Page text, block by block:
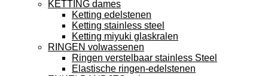
KETTING dames
Ketting edelstenen
Ketting stainless steel
Ketting miyuki glaskralen
RINGEN volwassenen
Ringen verstelbaar stainless Steel
Elastische ringen-edelstenen